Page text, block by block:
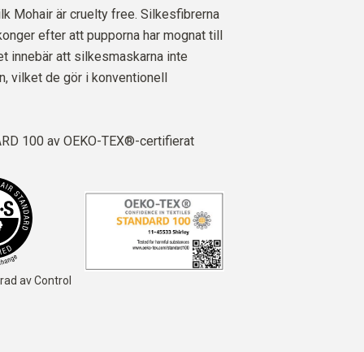
Mohair är cruelty free. Silkesfibrerna
efter att pupporna har mognat till
innebär att silkesmaskarna inte
vilket de gör i konventionell
100 av OEKO-TEX®-certifierat
av Control